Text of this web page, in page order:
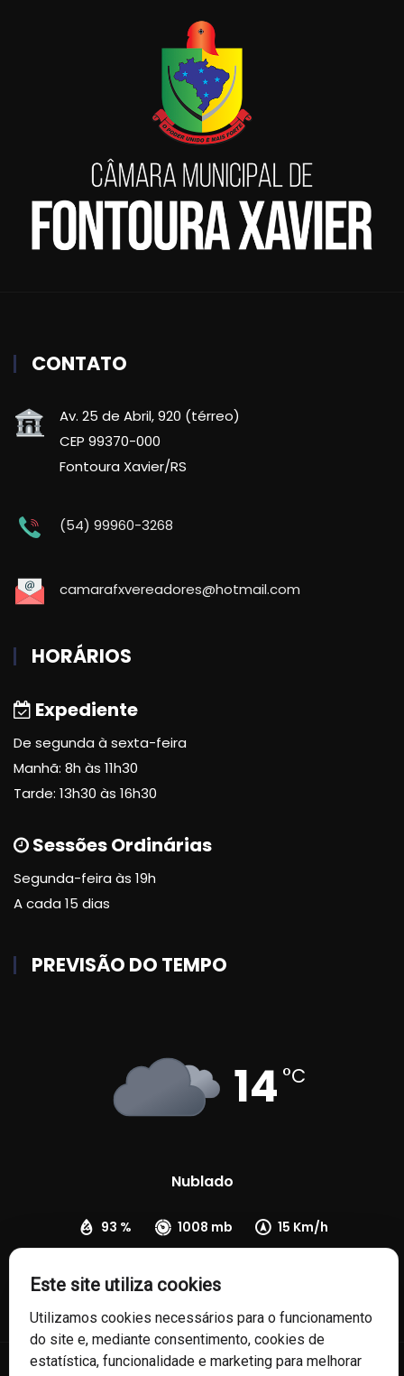
CONTATO
Av. 25 de Abril, 920 (térreo)
CEP 99370-000
Fontoura Xavier/RS
(54) 99960-3268
camarafxvereadores@hotmail.com
HORÁRIOS
Expediente
De segunda à sexta-feira
Manhã: 8h às 11h30
Tarde: 13h30 às 16h30
Sessões Ordinárias
Segunda-feira às 19h
A cada 15 dias
PREVISÃO DO TEMPO
14 °C
Nublado
93 % 1008 mb 15 Km/h
Este site utiliza cookies
Utilizamos cookies necessários para o funcionamento
do site e, mediante consentimento, cookies de
estatística, funcionalidade e marketing para melhorar